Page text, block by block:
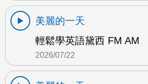
美麗的一天
輕鬆學英語黛西 FM AM
2026/07/22